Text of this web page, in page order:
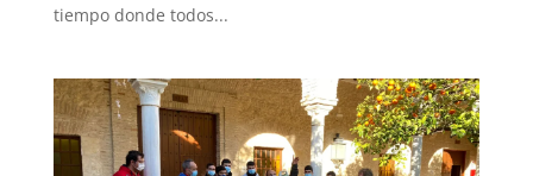
tiempo donde todos...